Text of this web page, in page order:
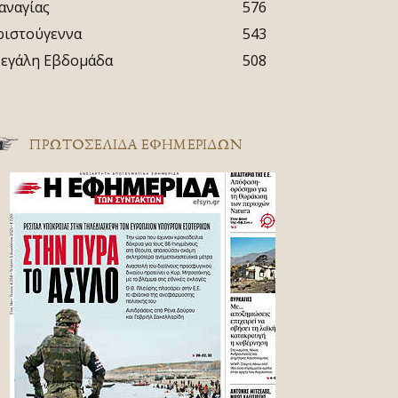
576
543
Εβδομάδα
508
ΠΡΩΤΟΣΈΛΙΔΑ ΕΦΗΜΕΡΊΔΩΝ